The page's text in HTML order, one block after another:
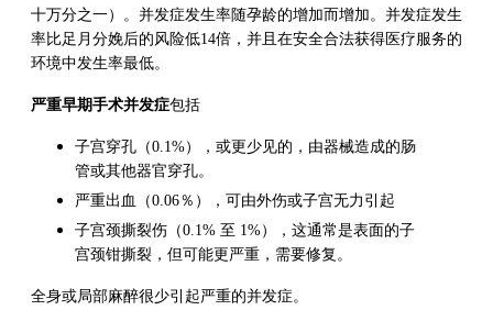
十万分之一）。并发症发生率随孕龄的增加而增加。并发症发生
率比足月分娩后的风险低14倍，并且在安全合法获得医疗服务的
环境中发生率最低。
严重早期手术并发症包括
子宫穿孔（0.1%），或更少见的，由器械造成的肠
管或其他器官穿孔。
严重出血（0.06％），可由外伤或子宫无力引起
子宫颈撕裂伤（0.1% 至 1%），这通常是表面的子
宫颈钳撕裂，但可能更严重，需要修复。
全身或局部麻醉很少引起严重的并发症。